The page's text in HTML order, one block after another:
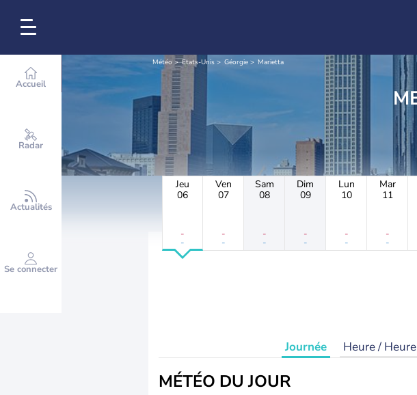
Accueil
Radar
Actualités
Se connecter
Météo Etats-Unis Géorgie Marietta
Jeu
06
-
-
Ven
07
-
-
Sam
08
-
-
Dim
09
-
-
Lun
10
-
-
Mar
11
-
-
Journée Heure / Heure
MÉTÉO DU JOUR